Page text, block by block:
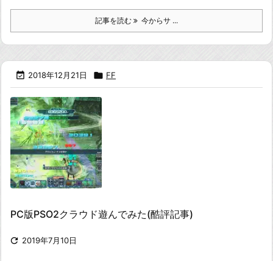
記事を読む 今からサ ...
 2018年12月21日  FF
PC版PSO2クラウド遊んでみた(酷評記事)
 2019年7月10日